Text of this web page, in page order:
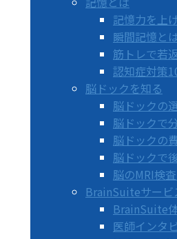
記憶力を上
瞬間記憶と
筋トレで若
認知症対策
脳ドックを知る
脳ドックの
脳ドックで
脳ドックの
脳ドックで
脳のMRI検
BrainSuiteサービ
BrainSuite
医師インタ